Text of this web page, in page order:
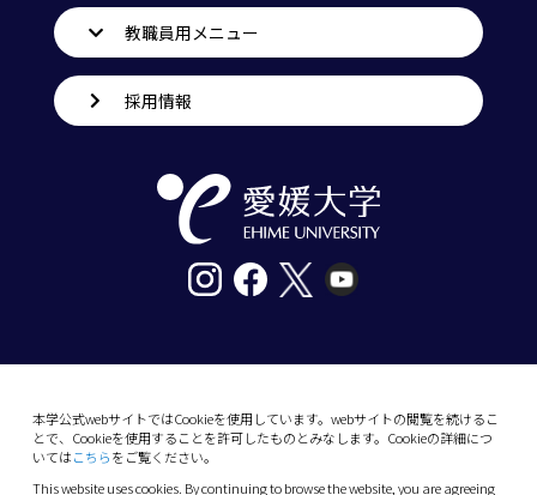
本学公式webサイトではCookieを使用しています。webサイトの閲覧を続けるこ
とで、Cookieを使用することを許可したものとみなします。Cookieの詳細につ
いてはこちらをご覧ください。
This website uses cookies. By continuing to browse the website, you are agreeing
教職員用メニュー
採用情報
10-13 Dogo-Himata, Matsuyama, Ehime 790-